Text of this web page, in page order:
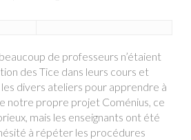
de professeurs n’étaient
des Tice dans leurs cours et
divers ateliers pour apprendre à
notre propre projet Coménius, ce
mais les enseignants ont été
à répéter les procédures